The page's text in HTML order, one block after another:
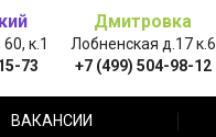
к.1
73
Дмитровка
Лобненская д.17 к.6
+7 (499) 504-98-12
ВАКАНСИИ